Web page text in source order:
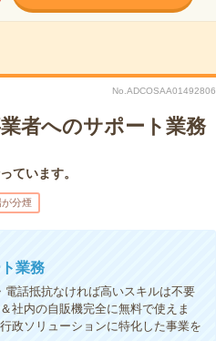
No.ADCOSAA01492806
者へのサポート業務
ています。
が分煙
業務
電話抵抗なければ高いスキルは不要
社内の自販機完全に無料で使えま
政ソリューションに特化した事業を